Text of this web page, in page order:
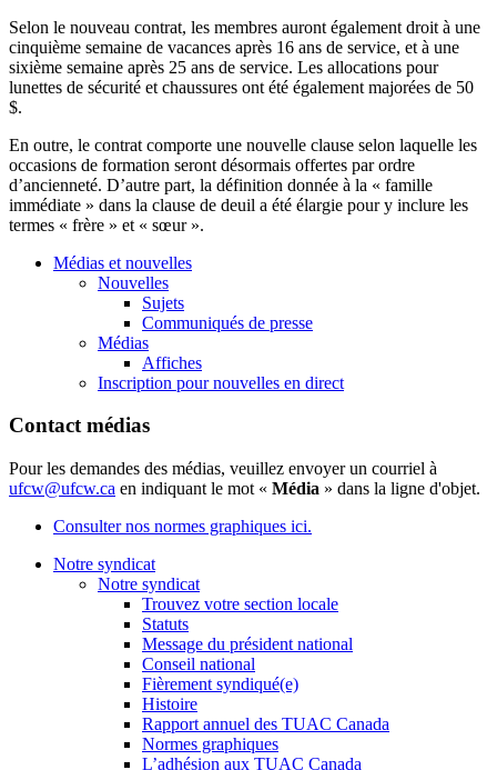
Selon le nouveau contrat, les membres auront également droit à une
cinquième semaine de vacances après 16 ans de service, et à une
sixième semaine après 25 ans de service. Les allocations pour
lunettes de sécurité et chaussures ont été également majorées de 50
$.
En outre, le contrat comporte une nouvelle clause selon laquelle les
occasions de formation seront désormais offertes par ordre
d’ancienneté. D’autre part, la définition donnée à la « famille
immédiate » dans la clause de deuil a été élargie pour y inclure les
termes « frère » et « sœur ».
Médias et nouvelles
Nouvelles
Sujets
Communiqués de presse
Médias
Affiches
Inscription pour nouvelles en direct
Contact médias
Pour les demandes des médias, veuillez envoyer un courriel à
ufcw@ufcw.ca en indiquant le mot « Média » dans la ligne d'objet.
Consulter nos normes graphiques ici.
Notre syndicat
Notre syndicat
Trouvez votre section locale
Statuts
Message du président national
Conseil national
Fièrement syndiqué(e)
Histoire
Rapport annuel des TUAC Canada
Normes graphiques
L’adhésion aux TUAC Canada